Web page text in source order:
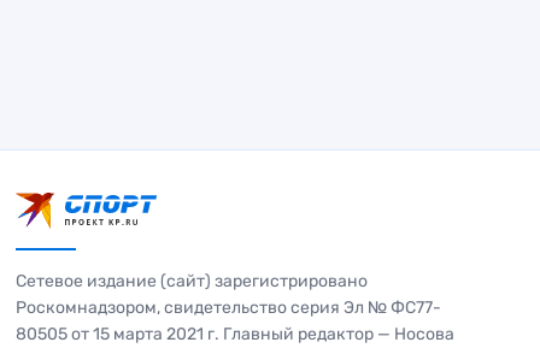
Сетевое издание (сайт) зарегистрировано
Роскомнадзором, свидетельство серия Эл № ФС77-
80505 от 15 марта 2021 г. Главный редактор — Носова